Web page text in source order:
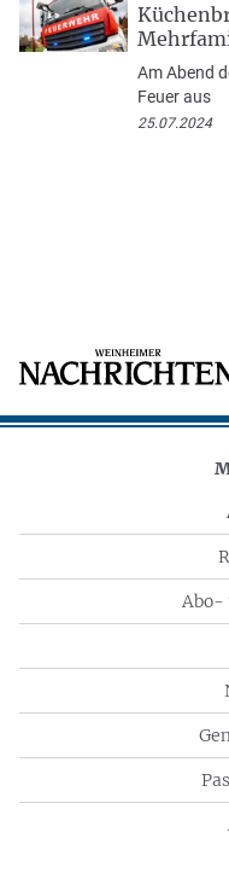
Am Abend
Feuer aus
25.07.2024
Abo-